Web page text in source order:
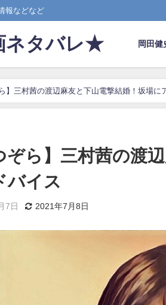
報などなど
ネタバレ★ 岡田健
】三村茜の渡辺麻友と下山電撃結婚！坂場に
ぞら】三村茜の渡
バイス
7日 2021年7月8日